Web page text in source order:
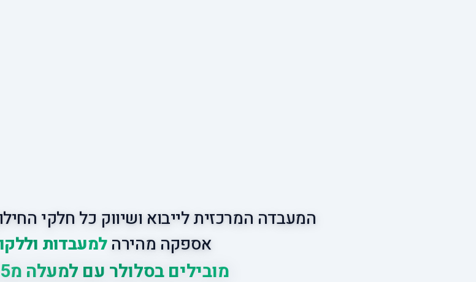
המעבדה המרכזית לייבוא ושיווק כל חלקי
אספקה מהירהלמעבדות
מובילים בסלולר עם למעלה מ15 שנות ניסיון